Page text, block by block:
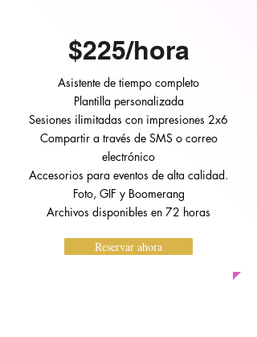
$225/hora
Asistente de tiempo completo
Plantilla personalizada
Sesiones ilimitadas con impresiones 2x6
Compartir a través de SMS o correo
electrónico
Accesorios para eventos de alta calidad.
Foto, GIF y Boomerang
Archivos disponibles en 72 horas
Reservar ahora